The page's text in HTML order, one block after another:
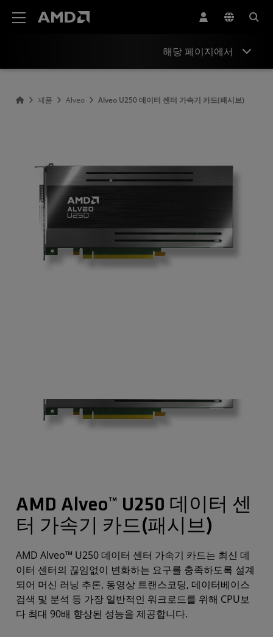
해당 페이지에서
제품 Alveo Alveo U250 데이터 센터 가속기 카드(패시브)
AMD Alveo™ U250 데이터 센
터 가속기 카드(패시브)
AMD Alveo™ U250 데이터 센터 가속기 카드는 최신 데
이터 센터의 끊임없이 변화하는 요구를 충족하도록 설계
되어 머신 러닝 추론, 동영상 트랜스코딩, 데이터베이스
검색 및 분석 등 가장 일반적인 워크로드를 위해 CPU보
다 최대 90배 향상된 성능을 제공합니다.